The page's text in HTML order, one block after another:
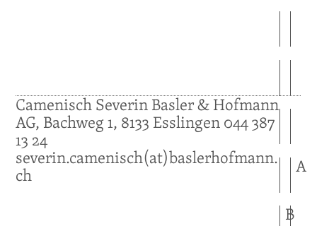
CamenischSeverinBasler & Hofmann
AG, Bachweg 1, 8133 Esslingen044 387
13 24
severin.camenisch(at)baslerhofmann.
ch A
B